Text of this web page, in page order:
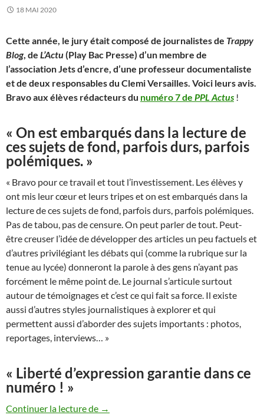
18 MAI 2020
Cette année, le jury était composé de journalistes de Trappy
Blog, de L’Actu(Play Bac Presse) d’un membre de
l’association Jets d’encre, d’une professeur documentaliste
et de deux responsables du Clemi Versailles. Voici leurs avis.
Bravo aux élèves rédacteursdu numéro 7 de PPL Actus !
« On est embarqués dans la lecture de
ces sujets de fond, parfois durs, parfois
polémiques. »
« Bravo pour ce travail et tout l’investissement. Les élèves y
ont mis leur cœur et leurs tripes et on est embarqués dans la
lecture de ces sujets de fond, parfois durs, parfois polémiques.
Pas de tabou, pas de censure. On peut parler de tout. Peut-
être creuser l’idée de développer des articles un peu factuels et
d’autres privilégiant les débats qui (comme la rubrique sur la
tenue au lycée) donneront la parole à des gens n’ayant pas
forcément le même point de. Le journal s’articule surtout
autour de témoignages et c’est ce qui fait sa force. Il existe
aussi d’autres styles journalistiques à explorer et qui
permettent aussi d’aborder des sujets importants : photos,
reportages, interviews… »
« Liberté d’expression garantie dans ce
numéro ! »
Continuer la lecture de Concours Médiatiks 2019 du Clemi :
→